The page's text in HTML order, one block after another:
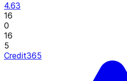
4.63
16
0
16
5
Credit365